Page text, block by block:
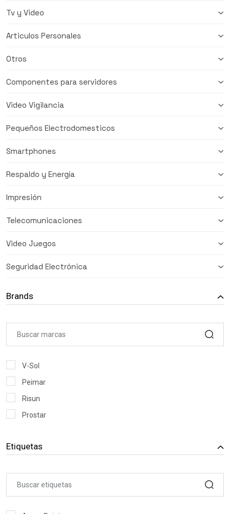
Tv y Video
Articulos Personales
Otros
Componentes para servidores
Video Vigilancia
Pequeños Electrodomesticos
Smartphones
Respaldo y Energía
Impresión
Telecomunicaciones
Video Juegos
Seguridad Electrónica
Brands
V-Sol
Peimar
Risun
Prostar
LENOVO COMPUTERS
DELL COMPUTER
ASUS COMPUTER INTERNACIONAL
Etiquetas